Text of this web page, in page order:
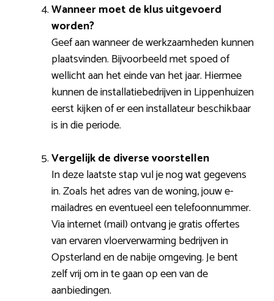
Wanneer moet de klus uitgevoerd
worden?
Geef aan wanneer de werkzaamheden kunnen
plaatsvinden. Bijvoorbeeld met spoed of
wellicht aan het einde van het jaar. Hiermee
kunnen de installatiebedrijven in Lippenhuizen
eerst kijken of er een installateur beschikbaar
is in die periode.
Vergelijk de diverse voorstellen
In deze laatste stap vul je nog wat gegevens
in. Zoals het adres van de woning, jouw e-
mailadres en eventueel een telefoonnummer.
Via internet (mail) ontvang je gratis offertes
van ervaren vloerverwarming bedrijven in
Opsterland en de nabije omgeving. Je bent
zelf vrij om in te gaan op een van de
aanbiedingen.